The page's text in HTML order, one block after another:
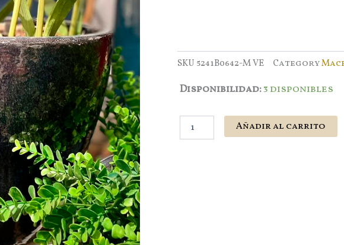
SKU 5241B0642-M VE Category
Disponibilidad:3 disponibles
Macetero
cantidad
Añadir al carrito